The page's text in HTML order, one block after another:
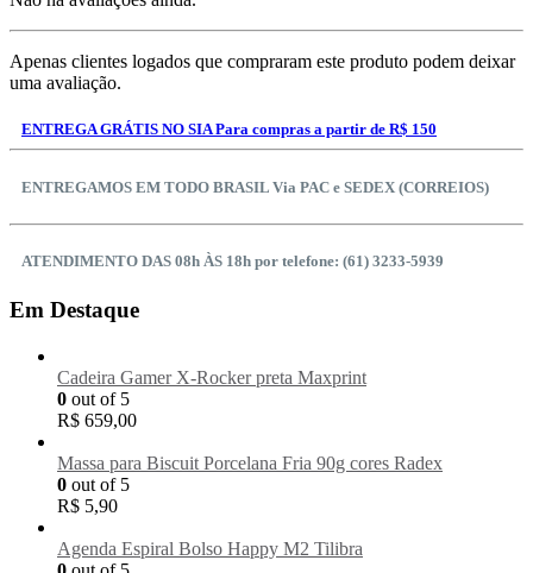
Apenas clientes logados que compraram este produto podem deixar
uma avaliação.
ENTREGA GRÁTIS NO SIA Para compras a partir de R$ 150
ENTREGAMOS EM TODO BRASIL Via PAC e SEDEX (CORREIOS)
ATENDIMENTO DAS 08h ÀS 18h por telefone: (61) 3233-5939
Em Destaque
Cadeira Gamer X-Rocker preta Maxprint
0 out of 5
R$ 659,00
Massa para Biscuit Porcelana Fria 90g cores Radex
0 out of 5
R$ 5,90
Agenda Espiral Bolso Happy M2 Tilibra